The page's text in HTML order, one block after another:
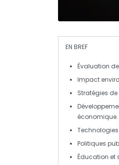
EN BREF
Évaluation
Impact
Stratégies
économique.
Technologies
Politiques
Éducation et